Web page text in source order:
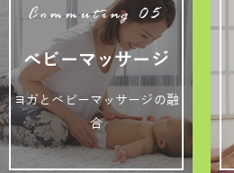
Commuting 05
ベビーマッサージ
ヨガとベビーマッサージの融
合